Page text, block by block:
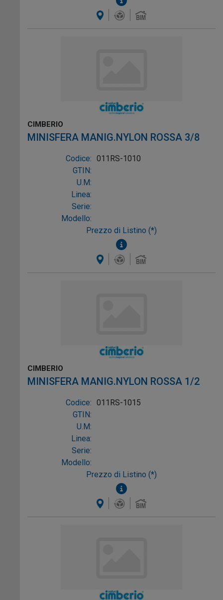
CIMBERIO
MINISFERA MANIG.NYLON ROSSA 3/8
Codice: 011RS-1010
GTIN:
U.M:
Linea:
Serie:
Modello:
Prezzo di Listino (*)
CIMBERIO
MINISFERA MANIG.NYLON ROSSA 1/2
Codice: 011RS-1015
GTIN:
U.M:
Linea:
Serie:
Modello:
Prezzo di Listino (*)